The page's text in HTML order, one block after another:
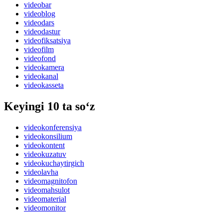
videobar
videoblog
videodars
videodastur
videofiksatsiya
videofilm
videofond
videokamera
videokanal
videokasseta
Keyingi 10 ta so‘z
videokonferensiya
videokonsilium
videokontent
videokuzatuv
videokuchaytirgich
videolavha
videomagnitofon
videomahsulot
videomaterial
videomonitor